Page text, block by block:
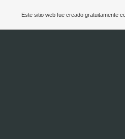
Este sitio web fue creado gratuitamente